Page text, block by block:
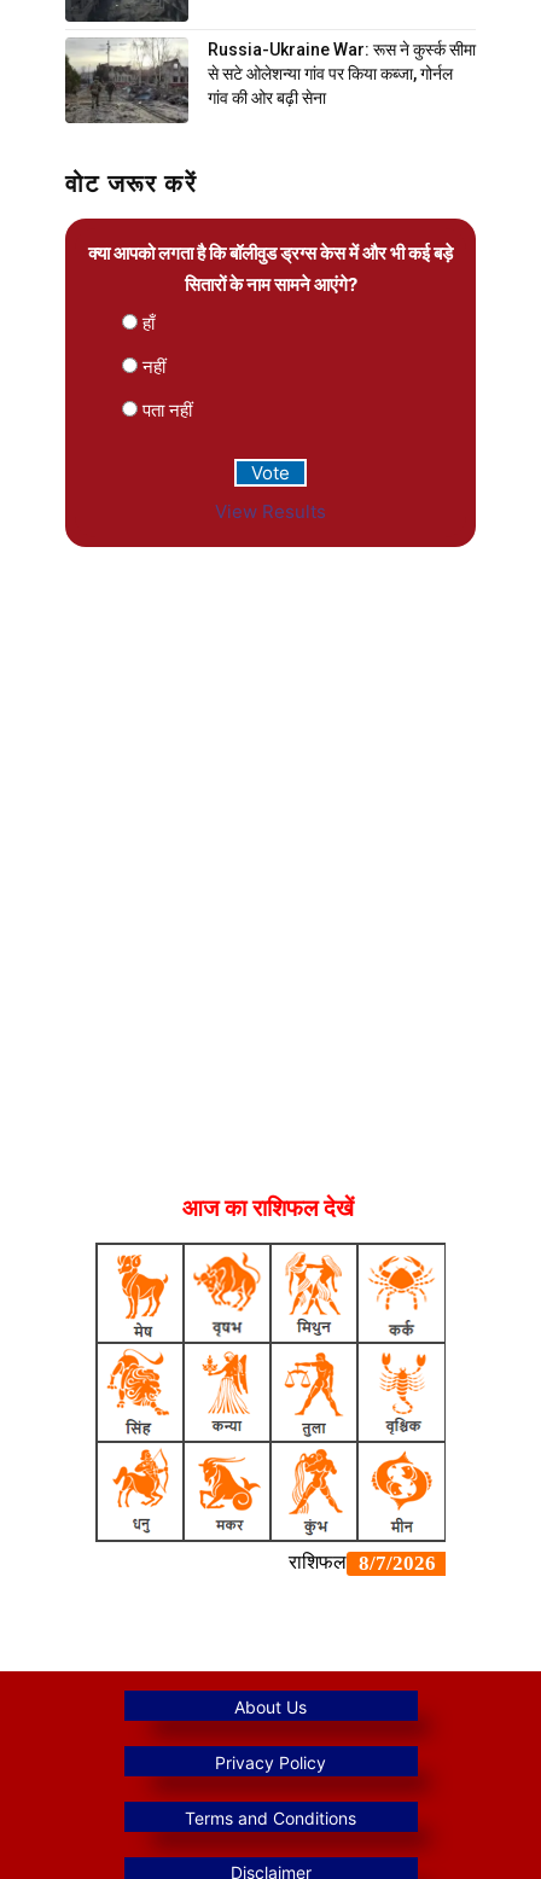
Russia-Ukraine War: रूस ने कुर्स्क सीमा
से सटे ओलेशन्या गांव पर किया कब्जा, गोर्नल
गांव की ओर बढ़ी सेना
वोट जरूर करें
क्या आपको लगता है कि बॉलीवुड ड्रग्स केस में और भी कई बड़े
सितारों के नाम सामने आएंगे?
हाँ
नहीं
पता नहीं
View Results
आज का राशिफल देखें